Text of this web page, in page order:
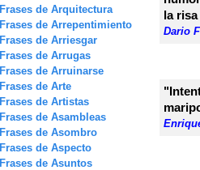
Frases de Arquitectura
Frases de Arrepentimiento
Frases de Arriesgar
Frases de Arrugas
Frases de Arruinarse
Frases de Arte
Frases de Artistas
Frases de Asambleas
Frases de Asombro
Frases de Aspecto
Frases de Asuntos
la
Dario